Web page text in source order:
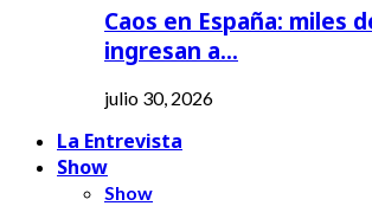
Caos en España: miles
ingresan a…
julio 30, 2026
La Entrevista
Show
Show